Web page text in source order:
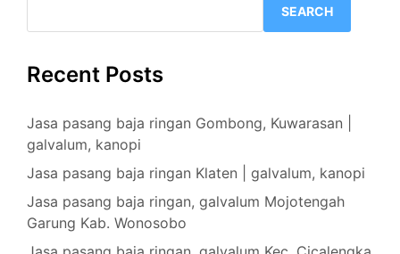
SEARCH
Recent Posts
Jasa pasang baja ringan Gombong, Kuwarasan |
galvalum, kanopi
Jasa pasang baja ringan Klaten | galvalum, kanopi
Jasa pasang baja ringan, galvalum Mojotengah
Garung Kab. Wonosobo